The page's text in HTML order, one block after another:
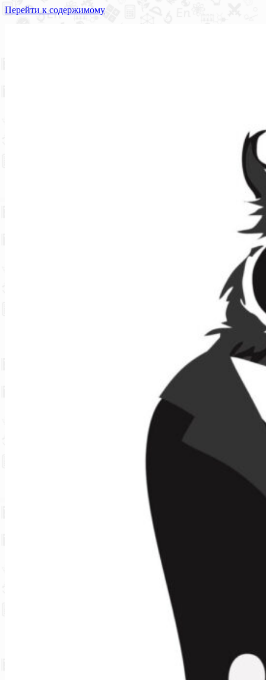
Перейти к содержимому